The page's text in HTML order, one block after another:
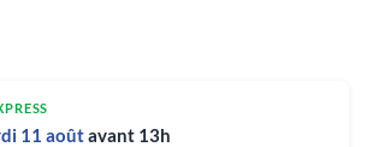
11 aoûtavant 13h